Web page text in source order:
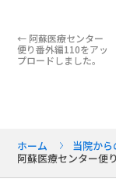
← 阿蘇医療センター
便り番外編110をアッ
プロードしました。
ホーム
当院か
阿蘇医療センター便